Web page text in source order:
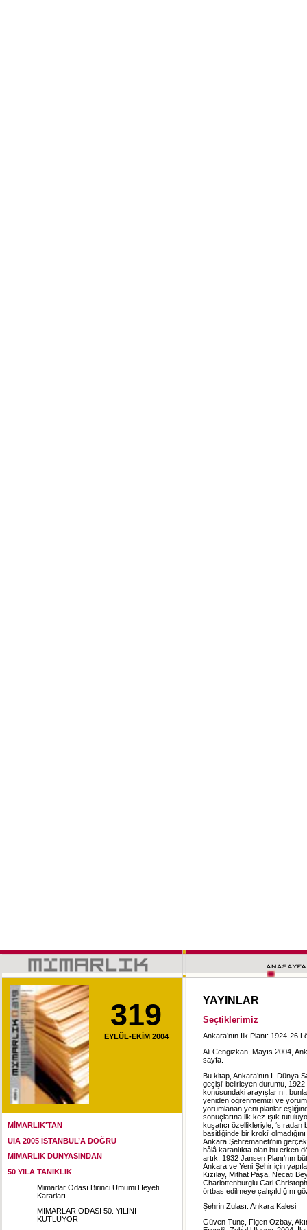
319
EYLÜL-EKİM 2004
MİMARLIK'TAN
UIA 2005 İSTANBUL’A DOĞRU
MİMARLIK DÜNYASINDAN
50 YILA TANIKLIK
Mimarlar Odası Birinci Umumi Heyeti
Kararları
MİMARLAR ODASI 50. YILINI
KUTLUYOR
YAYINLAR
Seçtiklerimiz
Ankara’nın İlk Planı: 1924-26
Ali Cengizkan, Mayıs 2004,
sayfa.
Bu kitap, Ankara’nın I. Dünya
geçişi’ belirleyen durumu,
konusundaki arayışlarını,
yeniden öğrenmemizi ve
yorumlanan yeni planlar
sonuçlarına ilk kez ışık
kuşatıcı özellikleriyle, ‘sıradan
basitliğinde bir kroki’
Ankara Şehremaneti’nin
hâlâ karanlıkta olan bu erken
artık, 1932 Jansen Planı’nın
Ankara ve Yeni Şehir için
Kızılay, Mithat Paşa, Necati
Charlottenburglu Carl
örtbas edilmeye çalışıldığını
Şehrin Zulası: Ankara Kalesi
Güven Tunç, Figen Özbay,